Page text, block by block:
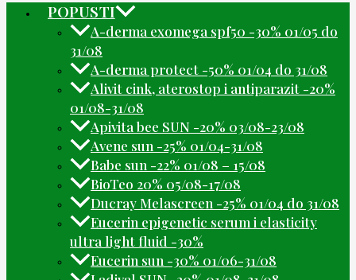
POPUSTI
A-derma exomega spf50 -30% 01/05 do
31/08
A-derma protect -50% 01/04 do 31/08
Alivit cink, aterostop i antiparazit -20%
01/08-31/08
Apivita bee SUN -20% 03/08-23/08
Avene sun -25% 01/04-31/08
Babe sun -22% 01/08 – 15/08
BioTeo 20% 05/08-17/08
Ducray Melascreen -25% 01/04 do 31/08
Eucerin epigenetic serum i elasticity
ultra light fluid -30%
Eucerin sun -30% 01/06-31/08